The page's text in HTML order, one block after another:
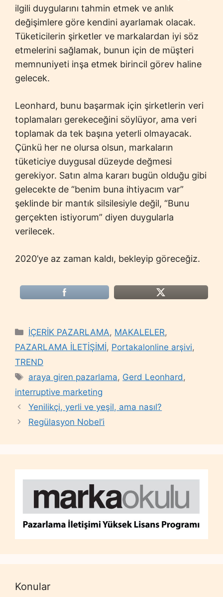
ilgili duygularını tahmin etmek ve anlık
değişimlere göre kendini ayarlamak olacak.
Tüketicilerin şirketler ve markalardan iyi söz
etmelerini sağlamak, bunun için de müşteri
memnuniyeti inşa etmek birincil görev haline
gelecek.
Leonhard, bunu başarmak için şirketlerin veri
toplamaları gerekeceğini söylüyor, ama veri
toplamak da tek başına yeterli olmayacak.
Çünkü her ne olursa olsun, markaların
tüketiciye duygusal düzeyde değmesi
gerekiyor. Satın alma kararı bugün olduğu gibi
gelecekte de “benim buna ihtiyacım var”
şeklinde bir mantık silsilesiyle değil, “Bunu
gerçekten istiyorum” diyen duygularla
verilecek.
2020’ye az zaman kaldı, bekleyip göreceğiz.
Categories
İÇERİK PAZARLAMA, MAKALELER,
PAZARLAMA İLETİŞİMİ, Portakalonline arşivi,
TREND
Tags
araya giren pazarlama, Gerd Leonhard,
interruptive marketing
Yenilikçi, yerli ve yeşil, ama nasıl?
Regülasyon Nobel’i
Konular